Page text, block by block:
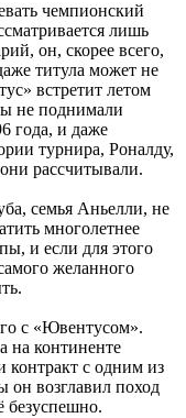
чемпионский
лишь
он, скорее всего,
титула может не
встретит летом
не поднимали
года, и даже
турнира, Роналду,
рассчитывали.
семья Аньелли, не
многолетнее
и если для этого
желанного
с «Ювентусом».
на континенте
контракт с одним из
возглавил поход
безуспешно.